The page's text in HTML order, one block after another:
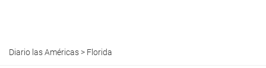
Diario las Américas> Florida